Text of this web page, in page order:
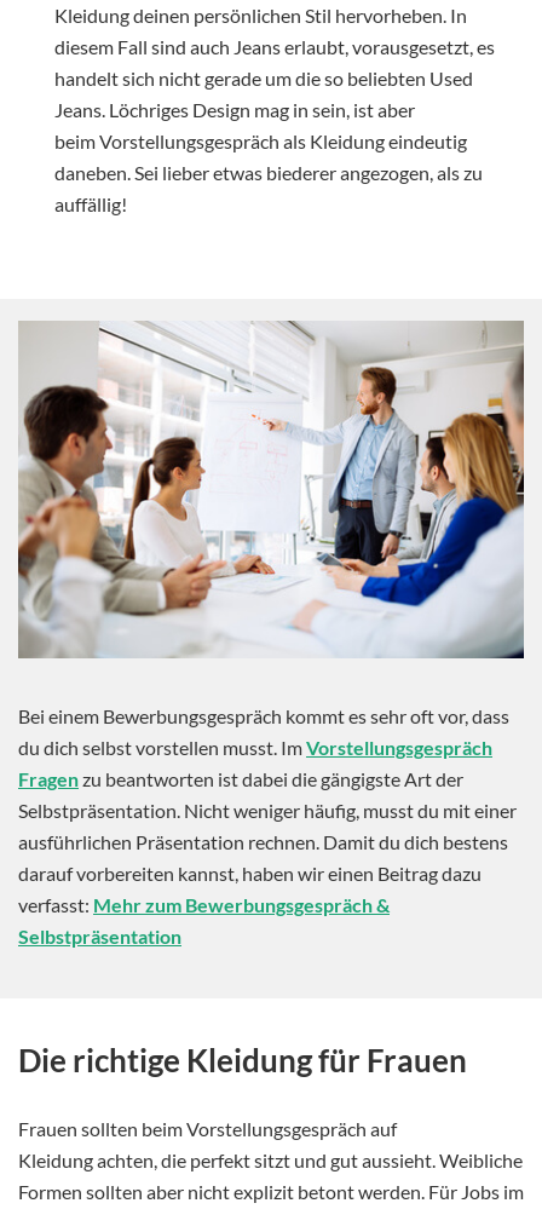
Kleidung deinen persönlichen Stil hervorheben. In
diesem Fall sind auch Jeans erlaubt, vorausgesetzt, es
handelt sich nicht gerade um die so beliebten Used
Jeans. Löchriges Design mag in sein, ist aber
beim Vorstellungsgespräch als Kleidung eindeutig
daneben. Sei lieber etwas biederer angezogen, als zu
auffällig!
Bei einem Bewerbungsgespräch kommt es sehr oft vor, dass
du dich selbst vorstellen musst. ImVorstellungsgespräch
Fragenzu beantworten ist dabei die gängigste Art der
Selbstpräsentation. Nicht weniger häufig, musst du mit einer
ausführlichen Präsentation rechnen. Damit du dich bestens
darauf vorbereiten kannst, haben wir einen Beitrag dazu
verfasst: Mehr zum Bewerbungsgespräch &
Selbstpräsentation
Die richtige Kleidung für Frauen
Frauen sollten beim Vorstellungsgespräch auf
Kleidung achten, die perfekt sitzt und gut aussieht. Weibliche
Formen sollten aber nicht explizit betont werden. Für Jobs im